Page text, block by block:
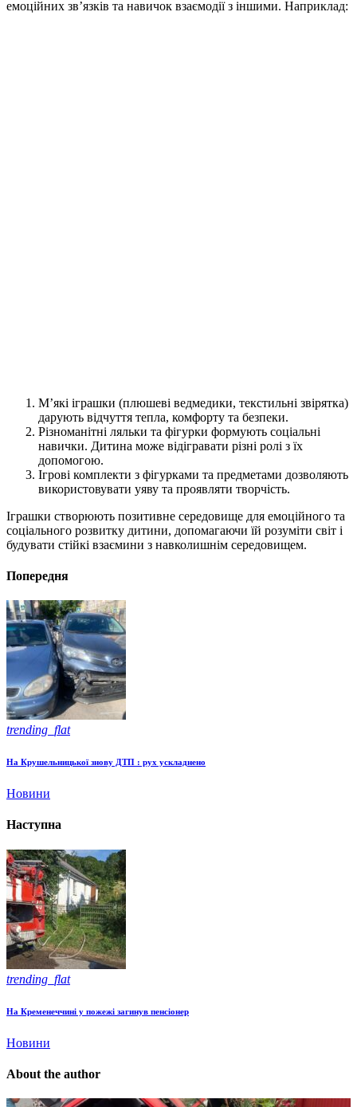
емоційних зв’язків та навичок взаємодії з іншими. Наприклад:
М’які іграшки (плюшеві ведмедики, текстильні звірятка)
дарують відчуття тепла, комфорту та безпеки.
Різноманітні ляльки та фігурки формують соціальні
навички. Дитина може відігравати різні ролі з їх
допомогою.
Ігрові комплекти з фігурками та предметами дозволяють
використовувати уяву та проявляти творчість.
Іграшки створюють позитивне середовище для емоційного та
соціального розвитку дитини, допомагаючи їй розуміти світ і
будувати стійкі взаємини з навколишнім середовищем.
Попередня
trending_flat
На Крушельницької знову ДТП : рух ускладнено
Новини
Наступна
trending_flat
На Кременеччині у пожежі загинув пенсіонер
Новини
About the author